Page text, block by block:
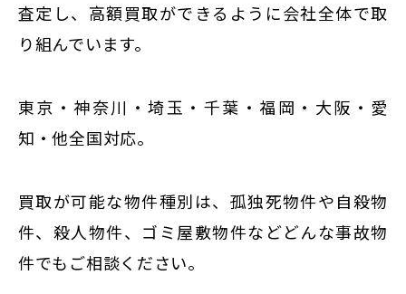
査定し、高額買取ができるように会社全体で取
り組んでいます。
東京・神奈川・埼玉・千葉・福岡・大阪・愛
知・他全国対応。
買取が可能な物件種別は、孤独死物件や自殺物
件、殺人物件、ゴミ屋敷物件などどんな事故物
件でもご相談ください。